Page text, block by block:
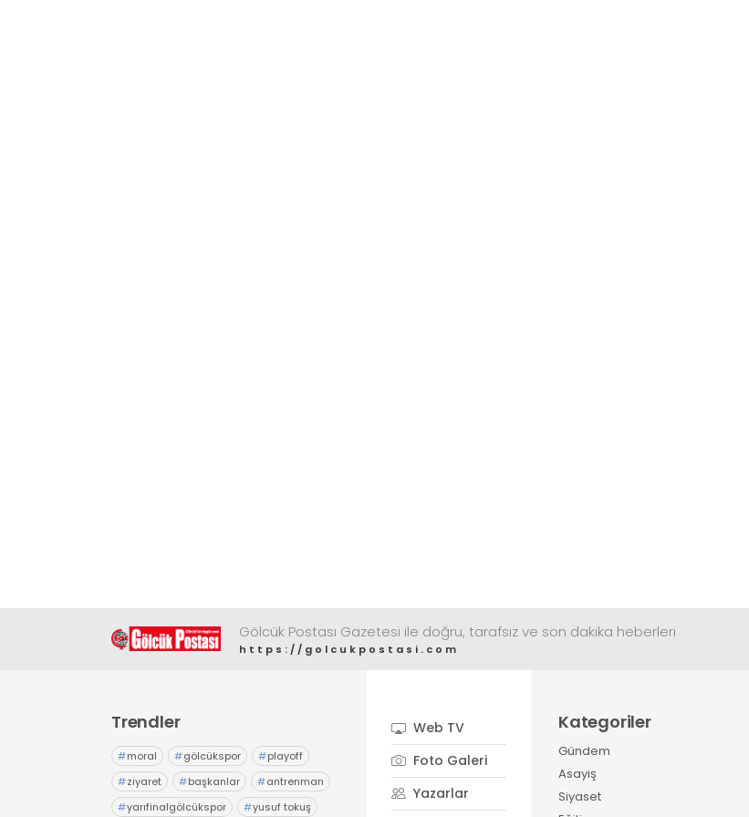
Gölcük Postası Gazetesi ile doğru, tarafsız ve son dakika heberleri
https://golcukpostasi.com
Trendler
#moral #gölcükspor #playoff
#ziyaret #başkanlar #antrenman
#yarıfinalgölcükspor #yusuf tokuş
Web TV
Foto Galeri
Yazarlar
Kategoriler
Gündem
Asayiş
Siyaset